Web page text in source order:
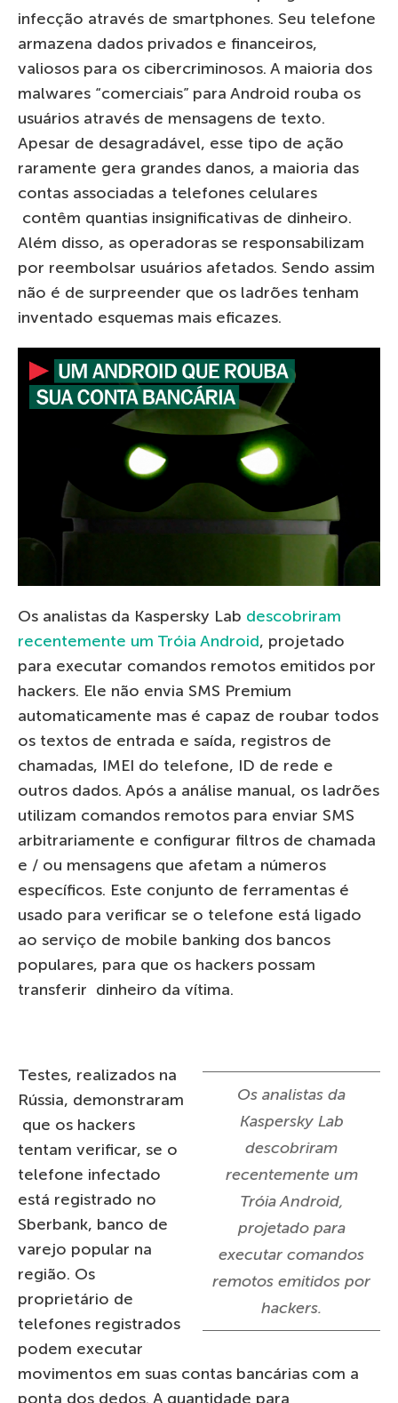
infecção através de smartphones. Seu telefone
armazena dados privados e financeiros,
valiosos para os cibercriminosos. A maioria dos
malwares “comerciais” para Android rouba os
usuários através de mensagens de texto.
Apesar de desagradável, esse tipo de ação
raramente gera grandes danos, a maioria das
contas associadas a telefones celulares
contêm quantias insignificativas de dinheiro.
Além disso, as operadoras se responsabilizam
por ​​reembolsar usuários afetados. Sendo assim
não é de surpreender que os ladrões tenham
inventado esquemas mais eficazes.
Os analistas da Kaspersky Lab descobriram
recentemente um Tróia Android, projetado
para executar comandos remotos emitidos por
hackers. Ele não envia SMS Premium
automaticamente mas é capaz de roubar todos
os textos de entrada e saída, registros de
chamadas, IMEI do telefone, ID de rede e
outros dados. Após a análise manual, os ladrões
utilizam comandos remotos para enviar SMS
arbitrariamente e configurar filtros de chamada
e / ou mensagens que afetam a números
específicos. Este conjunto de ferramentas é
usado para verificar se o telefone está ligado
ao serviço de mobile banking dos bancos
populares, para que os hackers possam
transferir dinheiro da vítima.
Os analistas da
Kaspersky Lab
descobriram
recentemente um
Tróia Android,
projetado para
executar comandos
remotos emitidos por
hackers.
Testes, realizados na
Rússia, demonstraram
que os hackers
tentam verificar, se o
telefone infectado
está registrado no
Sberbank, banco de
varejo popular na
região. Os
proprietário de
telefones registrados
podem executar
movimentos em suas contas bancárias com a
ponta dos dedos. A quantidade para